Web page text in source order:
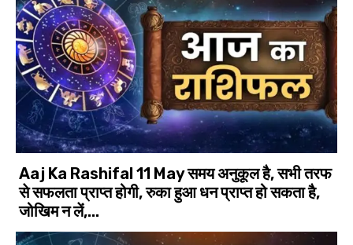
Aaj Ka Rashifal 11 May समय अनुकूल है, सभी तरफ
से सफलता प्राप्त होगी, रुका हुआ धन प्राप्त हो सकता है,
जो‍खिम न लें,...